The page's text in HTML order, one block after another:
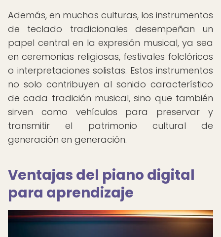
Además, en muchas culturas, los instrumentos
de teclado tradicionales desempeñan un
papel central en la expresión musical, ya sea
en ceremonias religiosas, festivales folclóricos
o interpretaciones solistas. Estos instrumentos
no solo contribuyen al sonido característico
de cada tradición musical, sino que también
sirven como vehículos para preservar y
transmitir el patrimonio cultural de
generación en generación.
Ventajas del piano digital
para aprendizaje